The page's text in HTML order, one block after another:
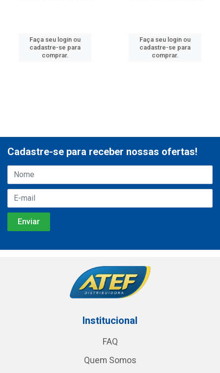
Faça seu login ou
cadastre-se para
comprar.
Faça seu login ou
cadastre-se para
comprar.
Cadastre-se para receber nossas ofertas!
Institucional
FAQ
Quem Somos